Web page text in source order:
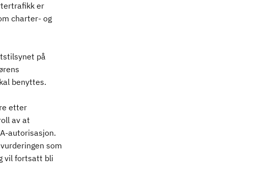
er
charter- og
på
benyttes.
etter
av at
autorisasjon.
som
vil fortsatt bli